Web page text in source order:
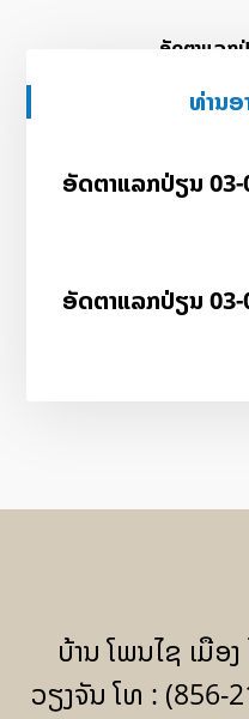
ອັດ​ຕາ​ແລກ​
ທ່ານ
ອັດ​ຕາ​ແລກ​ປ່ຽນ 03-
ອັດ​ຕາ​ແລກ​ປ່ຽນ 03-
ບ້ານ ໂພນໄຊ ເມືອ
ວຽງຈັນ ໂທ : (856-